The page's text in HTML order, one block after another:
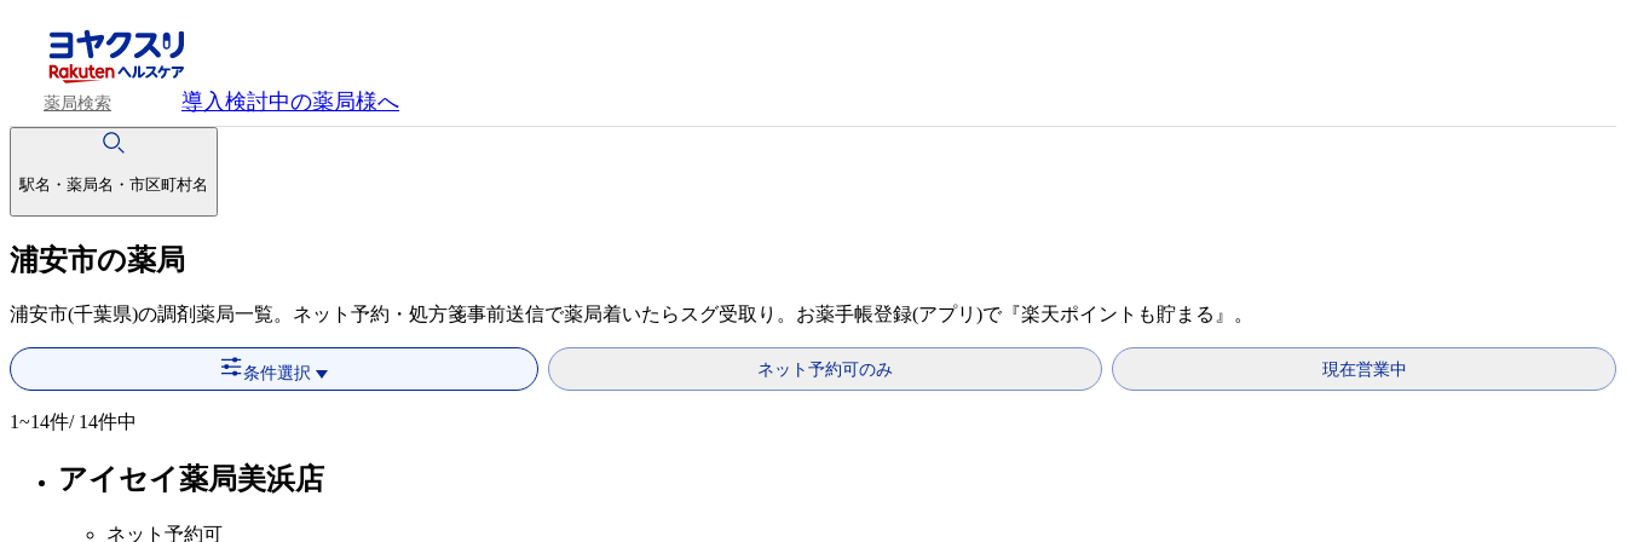
薬局検索 導入検討中の薬局様へ
駅名・薬局名・市区町村名
浦安市の薬局
浦安市(千葉県)の調剤薬局一覧。ネット予約・処方箋事前送信で薬局着いたらスグ受取り。お薬手帳登録(アプリ)で『楽天ポイントも貯まる』。
条件選択 ネット予約可のみ 現在営業中
1~14件/ 14件中
アイセイ薬局美浜店
ネット予約可